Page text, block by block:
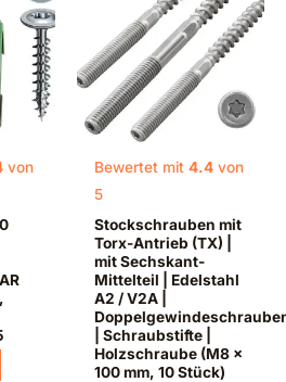
von
Bewertet mit 4.4von
5
Stockschrauben mit
Torx-Antrieb (TX) |
mit Sechskant-
Mittelteil | Edelstahl
A2 / V2A |
| Schraubstifte |
Holzschraube (M8 x
100 mm, 10 Stück)